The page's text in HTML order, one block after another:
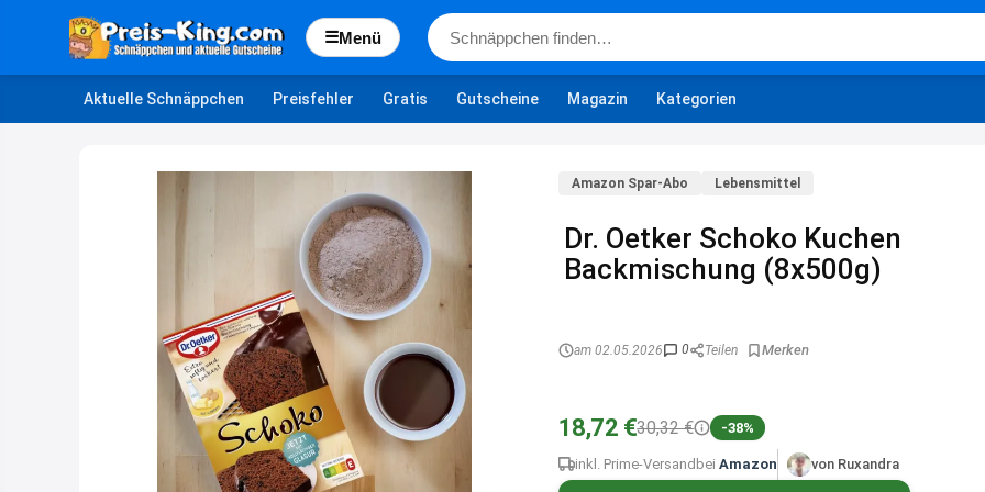
☰Menü
Aktuelle Schnäppchen Preisfehler Gratis Gutscheine Magazin Kategorien
Amazon Spar-Abo Lebensmittel
Dr. Oetker Schoko Kuchen
Backmischung (8x500g)
am 02.05.2026 0 Teilen
18,72 €30,32 € -38%
inkl. Prime-Versand bei Amazon von Ruxandra